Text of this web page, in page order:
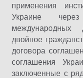
применения
Украине
международных
двойное
договора
соглашения
заключенные с